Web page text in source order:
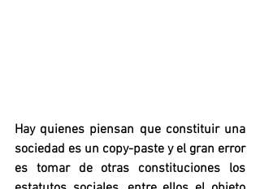
Hay quienes piensan que constituir una
sociedad es un copy-paste y el gran error
es tomar de otras constituciones los